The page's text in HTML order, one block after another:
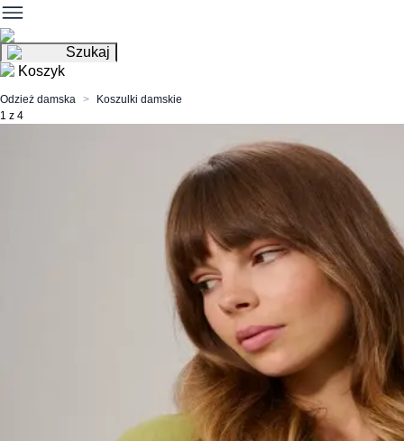
Szukaj
Koszyk
Odzież damska
Koszulki damskie
1 z 4